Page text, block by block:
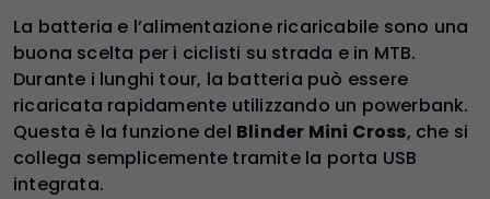
La batteria e l’alimentazione ricaricabile sono una
buona scelta per i ciclisti su strada e in MTB.
Durante i lunghi tour, la batteria può essere
ricaricata rapidamente utilizzando un powerbank.
Questa è la funzione del Blinder Mini Cross, che si
collega semplicemente tramite la porta USB
integrata.